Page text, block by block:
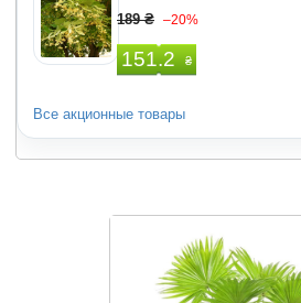
189 ₴ –20%
151.2 ₴
Все акционные товары